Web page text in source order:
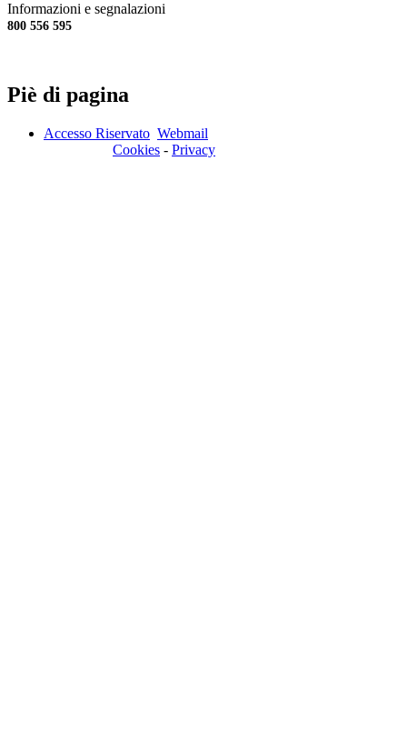
Informazioni e segnalazioni
800 556 595
Piè di pagina
Accesso Riservato Webmail
Cookies - Privacy